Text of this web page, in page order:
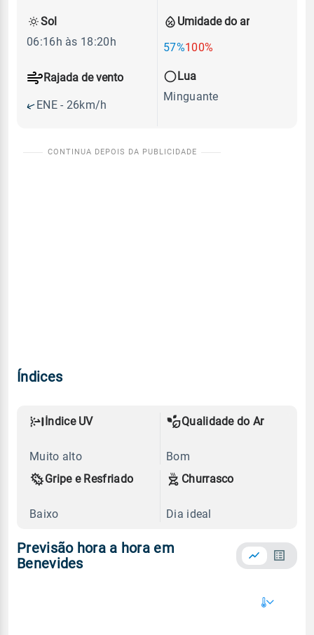
Umidade do ar
57%100%
Rajada de vento
ENE - 26km/h
Sol
06:16h às 18:20h
Lua
Minguante
Índices
Índice UV
Muito alto
Qualidade do Ar
Bom
Gripe e Resfriado
Baixo
Churrasco
Dia ideal
Previsão hora a hora em
Benevides